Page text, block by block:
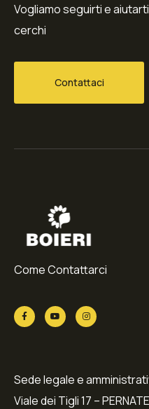
Vogliamo seguirti e
cerchi
Contattaci
Come Contattarci
Sede legale e
Viale dei Tigli 17 –